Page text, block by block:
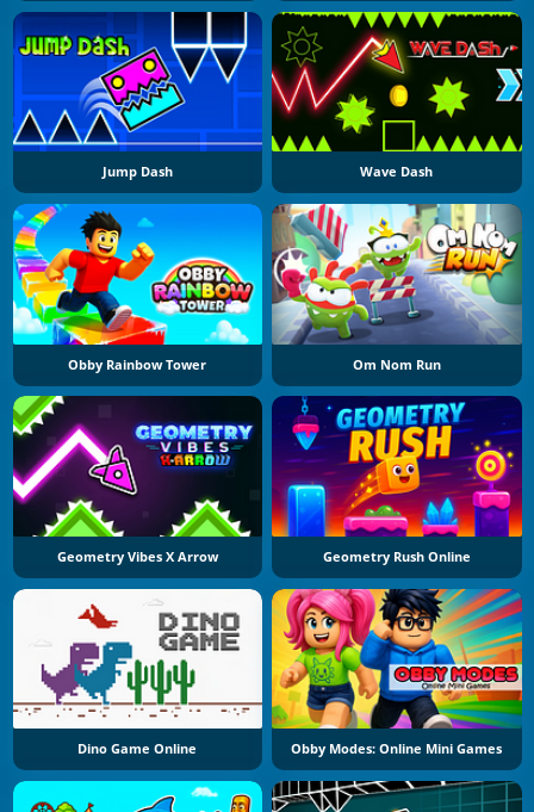
Jump Dash Wave Dash
Obby Rainbow Tower Om Nom Run
Geometry Vibes X Arrow Geometry Rush Online
Dino Game Online Obby Modes: Online Mini Games